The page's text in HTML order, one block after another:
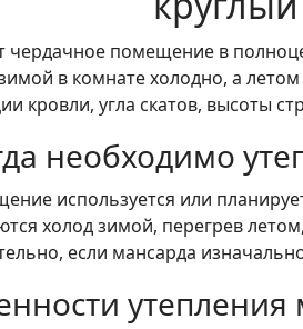
чердачное помещение в
в комнате холодно, а
кровли, угла скатов, высоты
необходимо
используется или
холод зимой, перегрев
если мансарда